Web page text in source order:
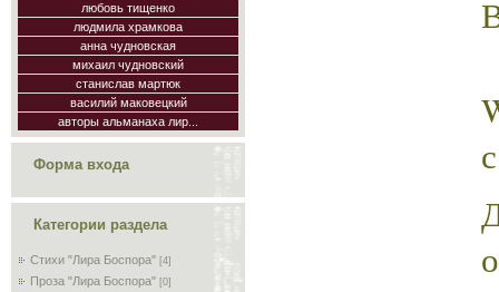
любовь тищенко
людмила храмкова
анна чудновская
михаил чудновский
станислав мартюк
василий маковецкий
авторы альманаха лир...
Форма входа
Категории раздела
Стихи "Лира Боспора" [4]
Проза "Лира Боспора" [0]